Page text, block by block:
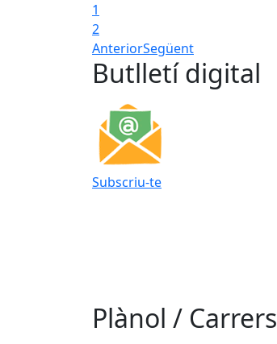
1
2
AnteriorSegüent
Butlletí digital
Subscriu-te
Plànol / Carrers